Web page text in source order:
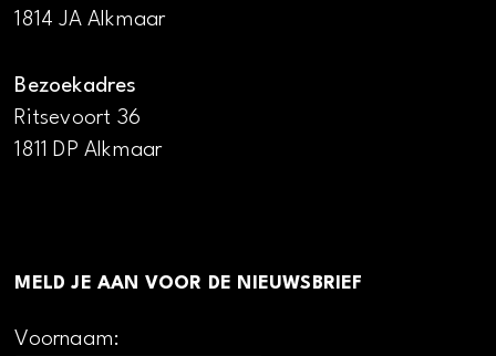
1814 JA Alkmaar
Bezoekadres
Ritsevoort 36
1811 DP Alkmaar
MELD JE AAN VOOR DE NIEUWSBRIEF
Voornaam: